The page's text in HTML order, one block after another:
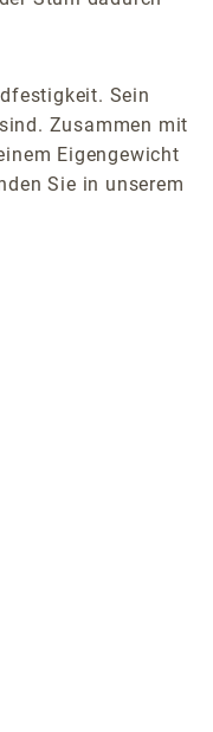
Sein
Zusammen mit
Eigengewicht
Sie in unserem